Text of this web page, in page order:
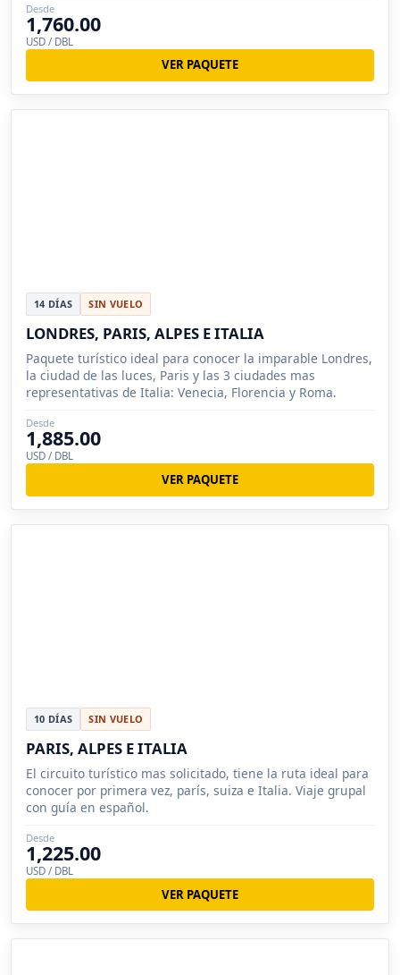
Desde
1,760.00
USD / DBL
VER PAQUETE
14 DÍAS SIN VUELO
LONDRES, PARIS, ALPES E ITALIA
Paquete turístico ideal para conocer la imparable Londres,
la ciudad de las luces, Paris y las 3 ciudades mas
representativas de Italia: Venecia, Florencia y Roma.
Desde
1,885.00
USD / DBL
VER PAQUETE
10 DÍAS SIN VUELO
PARIS, ALPES E ITALIA
El circuito turístico mas solicitado, tiene la ruta ideal para
conocer por primera vez, parís, suiza e Italia. Viaje grupal
con guía en español.
Desde
1,225.00
USD / DBL
VER PAQUETE